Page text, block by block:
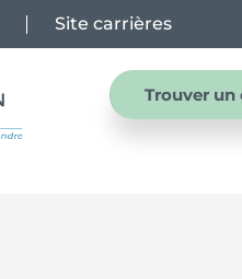
Site carrières
Trouver un